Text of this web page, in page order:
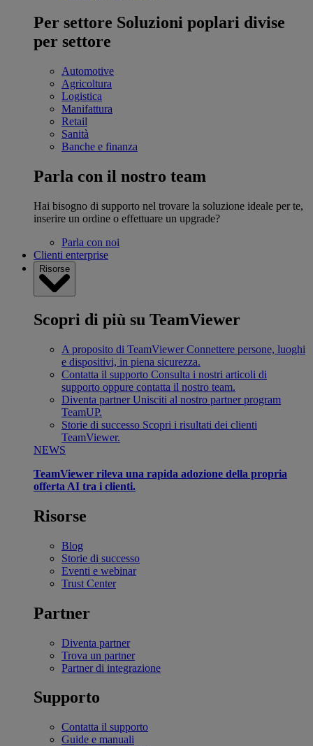
Per settore Soluzioni poplari divise
per settore
Automotive
Agricoltura
Logistica
Manifattura
Retail
Sanità
Banche e finanza
Parla con il nostro team
Hai bisogno di supporto nel trovare la soluzione ideale per te,
inserire un ordine o effettuare un upgrade?
Parla con noi
Clienti enterprise
Risorse
Scopri di più su TeamViewer
A proposito di TeamViewer Connettere persone, luoghi
e dispositivi, in piena sicurezza.
Contatta il supporto Consulta i nostri articoli di
supporto oppure contatta il nostro team.
Diventa partner Unisciti al nostro partner program
TeamUP.
Storie di successo Scopri i risultati dei clienti
TeamViewer.
NEWS
TeamViewer rileva una rapida adozione della propria
offerta AI tra i clienti.
Risorse
Blog
Storie di successo
Eventi e webinar
Trust Center
Partner
Diventa partner
Trova un partner
Partner di integrazione
Supporto
Contatta il supporto
Guide e manuali